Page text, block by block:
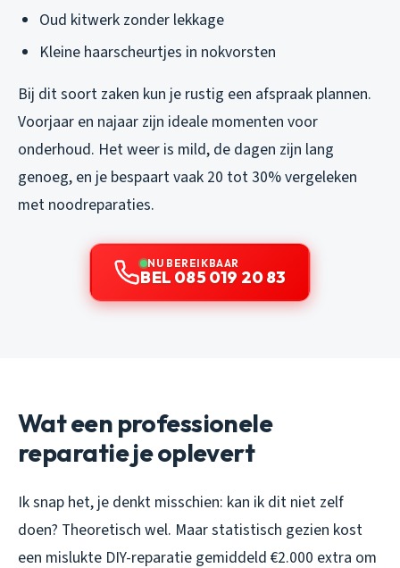
Oud kitwerk zonder lekkage
Kleine haarscheurtjes in nokvorsten
Bij dit soort zaken kun je rustig een afspraak plannen.
Voorjaar en najaar zijn ideale momenten voor
onderhoud. Het weer is mild, de dagen zijn lang
genoeg, en je bespaart vaak 20 tot 30% vergeleken
met noodreparaties.
NU BEREIKBAAR
BEL 085 019 20 83
Wat een professionele
reparatie je oplevert
Ik snap het, je denkt misschien: kan ik dit niet zelf
doen? Theoretisch wel. Maar statistisch gezien kost
een mislukte DIY-reparatie gemiddeld €2.000 extra om